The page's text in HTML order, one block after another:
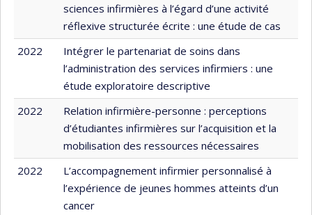
sciences infirmières à l’égard d’une activité
réflexive structurée écrite : une étude de cas
2022
Intégrer le partenariat de soins dans
l’administration des services infirmiers : une
étude exploratoire descriptive
2022
Relation infirmière-personne : perceptions
d’étudiantes infirmières sur l’acquisition et la
mobilisation des ressources nécessaires
2022
L’accompagnement infirmier personnalisé à
l’expérience de jeunes hommes atteints d’un
cancer